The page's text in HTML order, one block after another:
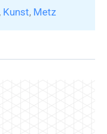
, Kunst, Metz